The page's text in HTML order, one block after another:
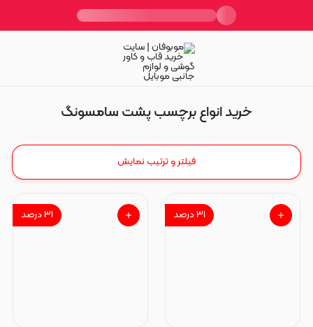
برچسب پشت سامسونگ
خرید انواع برچسب پشت سامسونگ
فیلتر و ترتیب نمایش
۳۱درصد ۳۱درصد